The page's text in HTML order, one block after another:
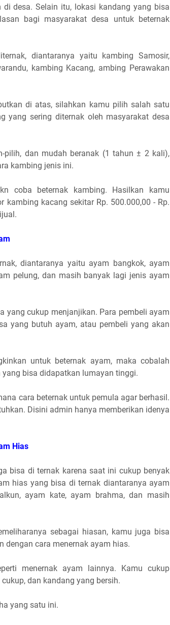
desa. Selain itu, lokasi kandang yang bisa
bagi masyarakat desa untuk beternak
diantaranya yaitu kambing Samosir,
kambing Kacang, ambing Perawakan
di atas, silahkan kamu pilih salah satu
yang sering diternak oleh masyarakat desa
pilih, dan mudah beranak (1 tahun ± 2 kali),
kambing jenis ini.
coba beternak kambing. Hasilkan kamu
kacang sekitar Rp. 500.000,00 - Rp.
diantaranya yaitu ayam bangkok, ayam
pelung, dan masih banyak lagi jenis ayam
yang cukup menjanjikan. Para pembeli ayam
yang butuh ayam, atau pembeli yang akan
untuk beternak ayam, maka cobalah
bisa didapatkan lumayan tinggi.
cara beternak untuk pemula agar berhasil.
Disini admin hanya memberikan idenya
Hias
bisa di ternak karena saat ini cukup benyak
hias yang bisa di ternak diantaranya ayam
ayam kate, ayam brahma, dan masih
sebagai hiasan, kamu juga bisa
dengan cara menernak ayam hias.
menernak ayam lainnya. Kamu cukup
dan kandang yang bersih.
yang satu ini.